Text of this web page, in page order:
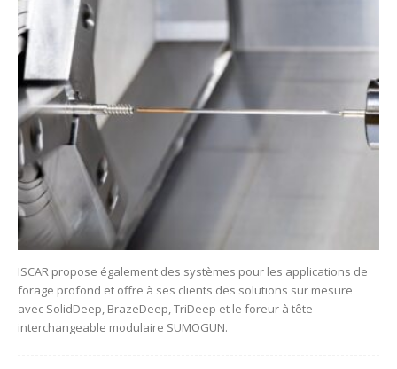
ISCAR propose également des systèmes pour les applications de
forage profond et offre à ses clients des solutions sur mesure
avec SolidDeep, BrazeDeep, TriDeep et le foreur à tête
interchangeable modulaire SUMOGUN.